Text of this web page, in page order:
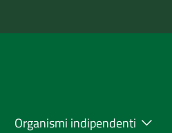
Organismi indipendenti